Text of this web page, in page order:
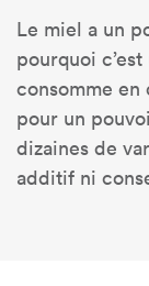
Le miel a un
pourquoi
consomme en
pour un
dizaines de
additif ni